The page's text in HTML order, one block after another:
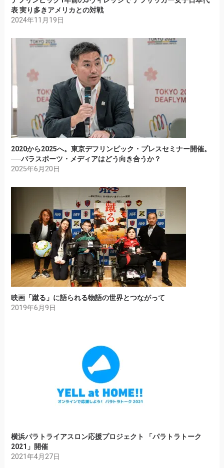
表 実り多きアメリカとの対戦
2024年11月19日
2020から2025へ。東京デフリンピック・プレスセミナー開催。
──パラスポーツ・メディアはどう向き合うか？
2025年6月20日
映画「蹴る」に語られる物語の世界とつながって
2019年6月9日
横浜パラトライアスロン応援プロジェクト 「パラトラトーク
2021」開催
2021年4月27日